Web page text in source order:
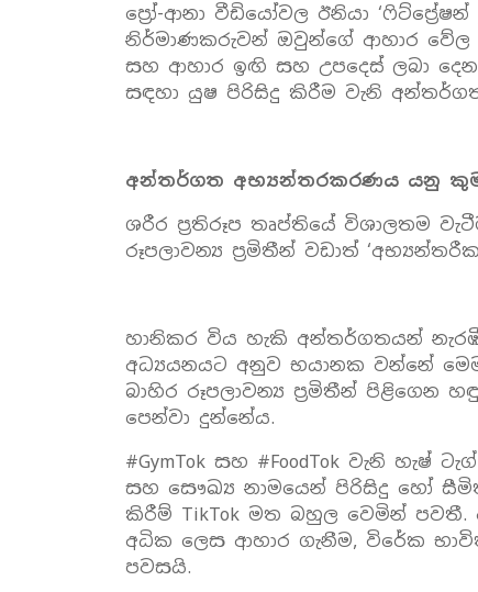
ප්‍රෝ-ආනා වීඩියෝවල ඊනියා
නිර්මාණකරුවන් ඔවුන්ගේ ආහාර වේල
සහ ආහාර ඉඟි සහ උපදෙස් ලබා
සඳහා යුෂ පිරිසිදු කිරීම වැනි
අන්තර්ගත අභ්‍යන්තරකරණය යනු
ශරීර ප්‍රතිරූප තෘප්තියේ විශාලතම
රූපලාවන්‍ය ප්‍රමිතීන් වඩාත්
හානිකර විය හැකි අන්තර්ගතයන්
අධ්‍යයනයට අනුව භයානක වන්නේ
බාහිර රූපලාවන්‍ය ප්‍රමිතීන් පිළිගෙන
පෙන්වා දුන්නේය.
#GymTok සහ #FoodTok වැනි
සහ සෞඛ්‍ය නාමයෙන් පිරිසිදු හෝ
කිරීම් TikTok මත බහුල වෙමින් පවතී.
අධික ලෙස ආහාර ගැනීම, විරේක
පවසයි.